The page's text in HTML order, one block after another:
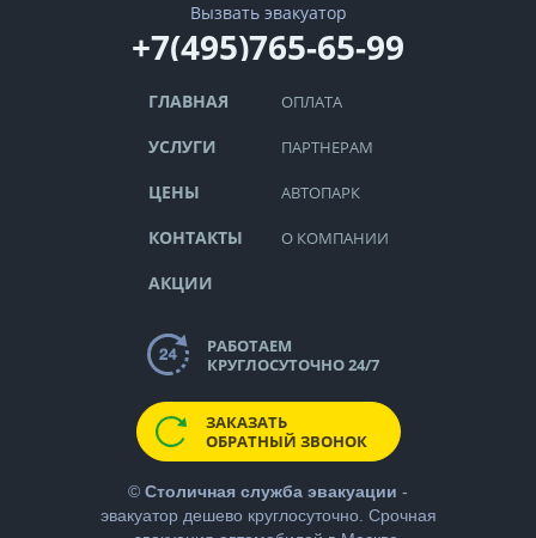
Вызвать эвакуатор
+7(495)765-65-99
ГЛАВНАЯ
УСЛУГИ
ЦЕНЫ
КОНТАКТЫ
АКЦИИ
ОПЛАТА
ПАРТНЕРАМ
АВТОПАРК
О КОМПАНИИ
РАБОТАЕМ
КРУГЛОСУТОЧНО 24/7
ЗАКАЗАТЬ
ОБРАТНЫЙ ЗВОНОК
© Столичная служба эвакуации -
эвакуатор дешевокруглосуточно. Срочная